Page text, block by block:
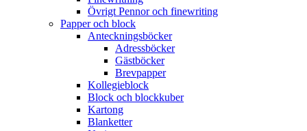
Övrigt Pennor och finewriting
Papper och block
Anteckningsböcker
Adressböcker
Gästböcker
Brevpapper
Kollegieblock
Block och blockkuber
Kartong
Blanketter